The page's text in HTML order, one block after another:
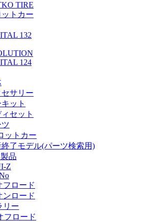
TIRE
ットカー
132
124
セサリー
ット
セット
ットカー
終了モデル(パーツ検索用)
品
Z
フロード
ンロード
リー
フロード